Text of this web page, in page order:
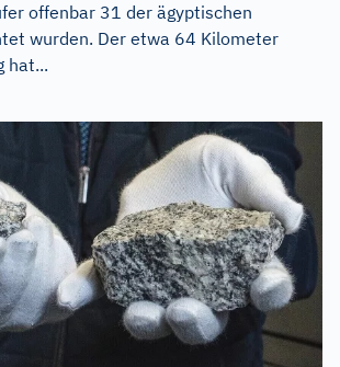
offenbar 31 der ägyptischen
wurden. Der etwa 64 Kilometer
hat...